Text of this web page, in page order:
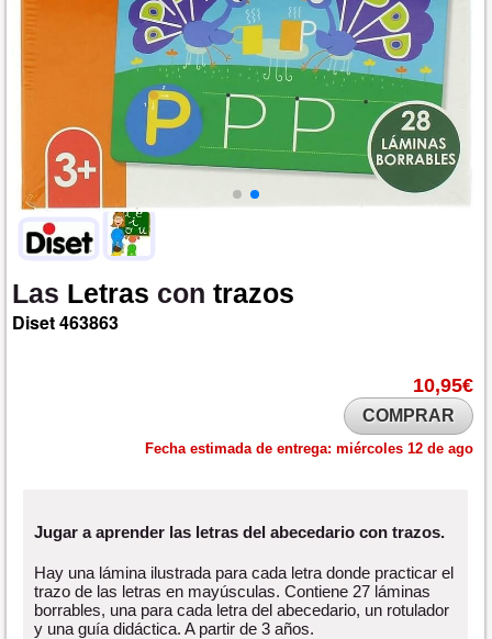
Las Letras con trazos
Diset463863
10,95€
COMPRAR
Fecha estimada de entrega: miércoles 12 de ago
Jugar a aprender las letras del abecedario con trazos.
Hay una lámina ilustrada para cada letra donde practicar el
trazo de las letras en mayúsculas. Contiene 27 láminas
borrables, una para cada letra del abecedario, un rotulador
y una guía didáctica. A partir de 3 años.